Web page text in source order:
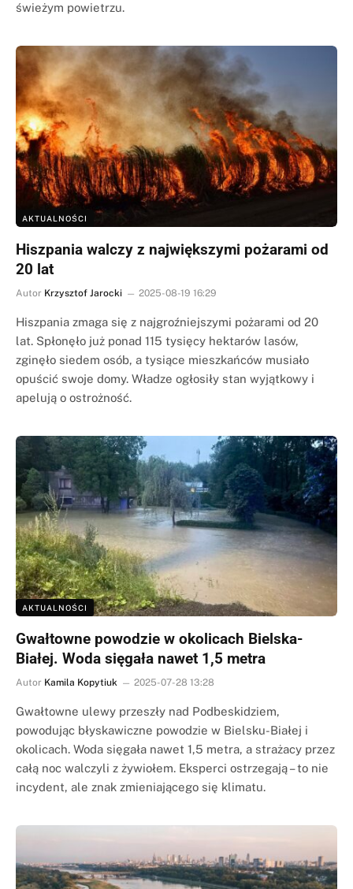
świeżym powietrzu.
AKTUALNOŚCI
Hiszpania walczy z największymi pożarami od
20 lat
Autor Krzysztof Jarocki 2025-08-19 16:29
Hiszpania zmaga się z najgroźniejszymi pożarami od 20
lat. Spłonęło już ponad 115 tysięcy hektarów lasów,
zginęło siedem osób, a tysiące mieszkańców musiało
opuścić swoje domy. Władze ogłosiły stan wyjątkowy i
apelują o ostrożność.
AKTUALNOŚCI
Gwałtowne powodzie w okolicach Bielska-
Białej. Woda sięgała nawet 1,5 metra
Autor Kamila Kopytiuk 2025-07-28 13:28
Gwałtowne ulewy przeszły nad Podbeskidziem,
powodując błyskawiczne powodzie w Bielsku-Białej i
okolicach. Woda sięgała nawet 1,5 metra, a strażacy przez
całą noc walczyli z żywiołem. Eksperci ostrzegają – to nie
incydent, ale znak zmieniającego się klimatu.